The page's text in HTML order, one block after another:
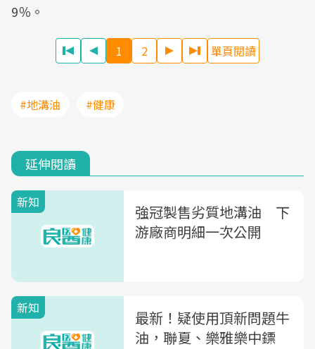
9％。
1 2 單頁閱讀
#地溝油 #健康
延伸閱讀
新知
強冠製售劣質地溝油 下
游廠商明細一次公開
新知
最新！疑使用頂新問題牛
油，聯夏、樂雅樂中鏢